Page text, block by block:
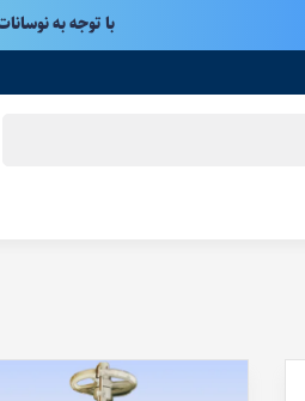
با توجه به